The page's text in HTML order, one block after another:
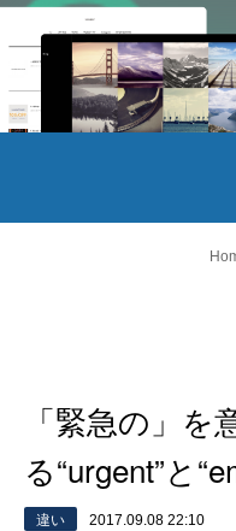
「緊急の」を
る“urgent”と
違い 2017.09.08 22:10